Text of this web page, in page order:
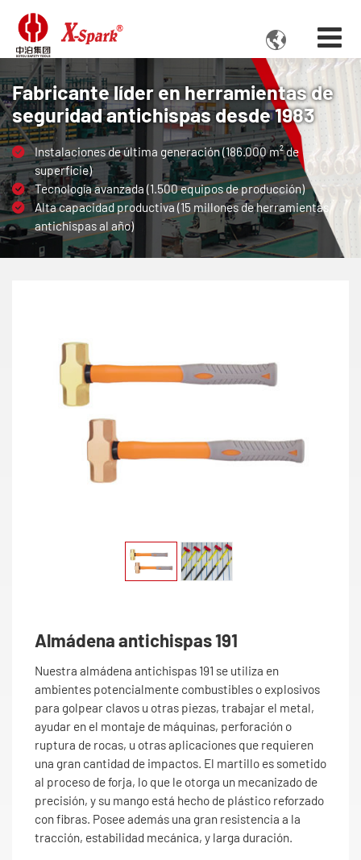

Fabricante líder en herramientas de
seguridad antichispas desde 1983
Instalaciones de última generación (186.000 m² de
superficie)
Tecnología avanzada (1.500 equipos de producción)
Alta capacidad productiva (15 millones de herramientas
antichispas al año)
Almádena antichispas 191
Nuestra almádena antichispas 191 se utiliza en
ambientes potencialmente combustibles o explosivos
para golpear clavos u otras piezas, trabajar el metal,
ayudar en el montaje de máquinas, perforación o
ruptura de rocas, u otras aplicaciones que requieren
una gran cantidad de impactos. El martillo es sometido
al proceso de forja, lo que le otorga un mecanizado de
precisión, y su mango está hecho de plástico reforzado
con fibras. Posee además una gran resistencia a la
tracción, estabilidad mecánica, y larga duración.